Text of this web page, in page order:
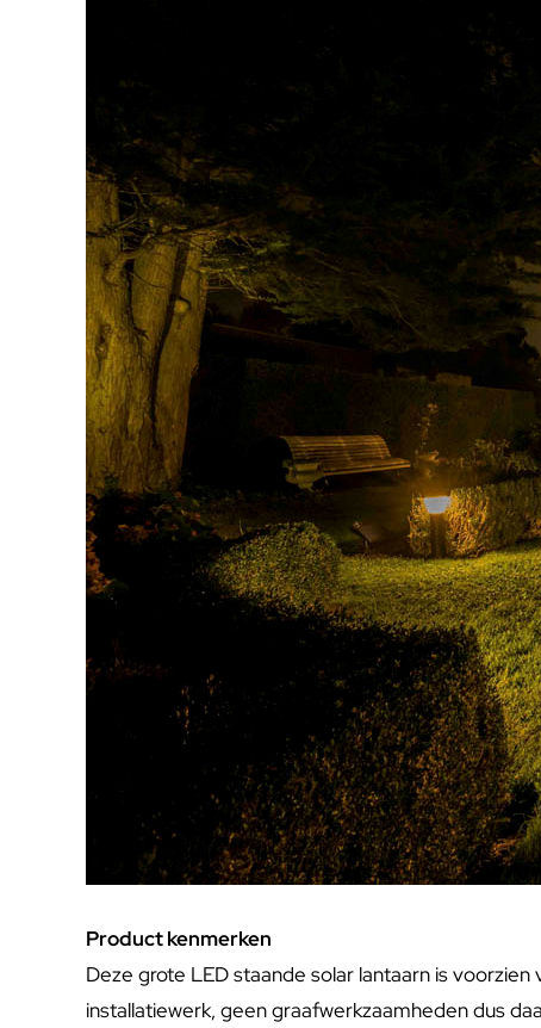
Product kenmerken
Deze grote LED staande solar lantaarn is
installatiewerk, geen graafwerkzaamheden dus